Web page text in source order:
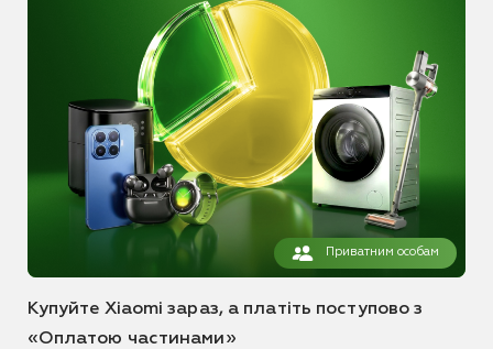
Приватним особам
Купуйте Xiaomi зараз, а платіть поступово з
«Оплатою частинами»